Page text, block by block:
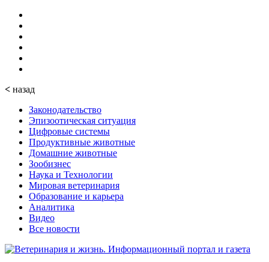
< назад
Законодательство
Эпизоотическая ситуация
Цифровые системы
Продуктивные животные
Домашние животные
Зообизнес
Наука и Технологии
Мировая ветеринария
Образование и карьера
Аналитика
Видео
Все новости